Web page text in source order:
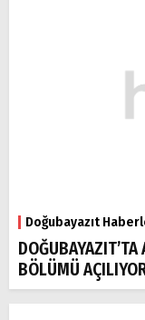
Doğubayazıt
BÖLÜMÜ